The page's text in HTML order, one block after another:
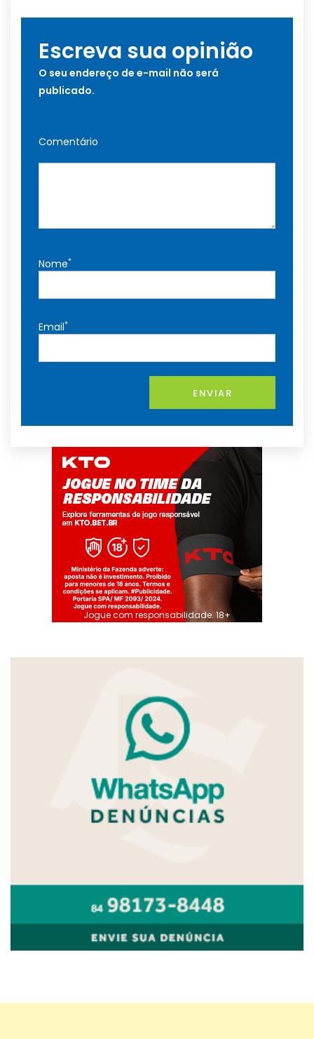
Escreva sua opinião
O seu endereço de e-mail não será
publicado.
Comentário
Nome*
Email*
ENVIAR
Jogue com responsabilidade. 18+